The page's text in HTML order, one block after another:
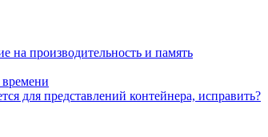
на производительность и память
времени
для представлений контейнера, исправить?